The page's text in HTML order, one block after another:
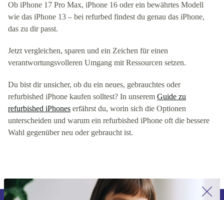
Ob iPhone 17 Pro Max, iPhone 16 oder ein bewährtes Modell
wie das iPhone 13 – bei refurbed findest du genau das iPhone,
das zu dir passt.
Jetzt vergleichen, sparen und ein Zeichen für einen
verantwortungsvolleren Umgang mit Ressourcen setzen.
Du bist dir unsicher, ob du ein neues, gebrauchtes oder
refurbished iPhone kaufen solltest? In unserem Guide zu
refurbished iPhones erfährst du, worin sich die Optionen
unterscheiden und warum ein refurbished iPhone oft die bessere
Wahl gegenüber neu oder gebraucht ist.